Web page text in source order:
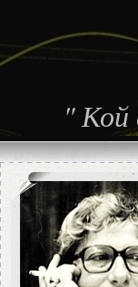
"Кой